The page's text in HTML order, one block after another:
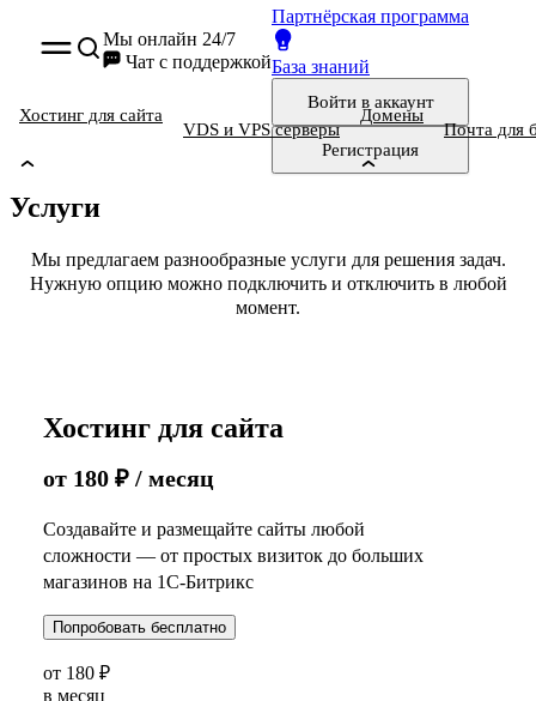
Мы онлайн 24/7
Чат с поддержкой
Партнёрская программа
База знаний
Войтив аккаунт
Регистрация
Хостинг для сайта
VDS и VPS серверы
Домены
Почта для
Услуги
Мы предлагаем разнообразные услуги для решения задач.
Нужную опцию можно подключить и отключить в любой
момент.
Хостинг для сайта
от 180 ₽ / месяц
Создавайте и размещайте сайты любой
сложности — от простых визиток до больших
магазинов на 1С-Битрикс
Попробовать бесплатно
от 180 ₽
в месяц